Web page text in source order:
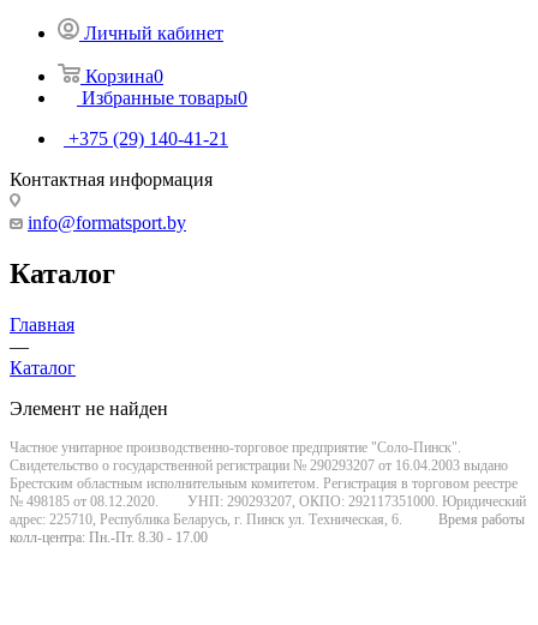
Личный кабинет
Корзина0
Избранные товары0
+375 (29) 140-41-21
Контактная информация
info@formatsport.by
Каталог
Главная
—
Каталог
Элемент не найден
Частное унитарное производственно-торговое предприятие "Соло-Пинск".
Свидетельство о государственной регистрации № 290293207 от 16.04.2003 выдано
Брестским областным исполнительным комитетом. Регистрация в торговом реестре
№ 498185 от 08.12.2020. УНП: 290293207, ОКПО: 292117351000. Юридический
адрес: 225710, Республика Беларусь, г. Пинск ул. Техническая, 6.
Время работы
колл-центра: Пн.-Пт. 8.30 - 17.00